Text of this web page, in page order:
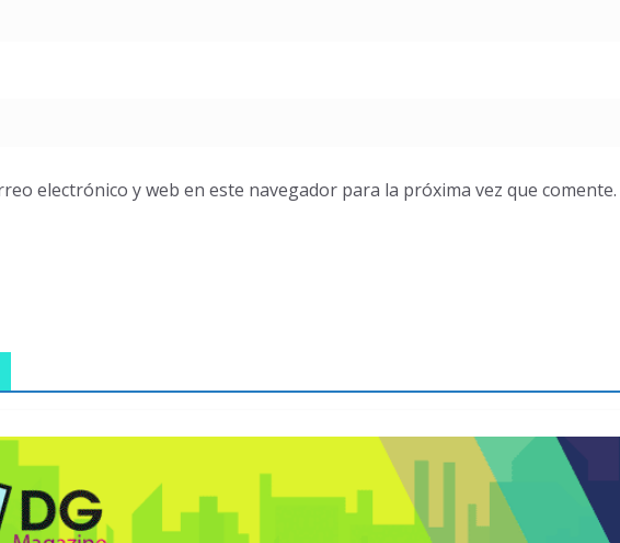
electrónico y web en este navegador para la próxima vez que comente.